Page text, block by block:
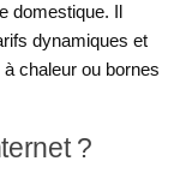
domestique. Il
dynamiques et
chaleur ou bornes
?